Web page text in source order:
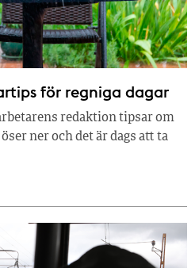
för regniga dagar
redaktion tipsar om
ner och det är dags att ta